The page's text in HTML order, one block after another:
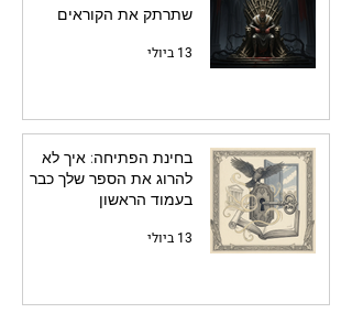
שתרתק את הקוראים
13 ביולי
בחינת הפתיחה: איך לא
להרוג את הספר שלך כבר
בעמוד הראשון
13 ביולי